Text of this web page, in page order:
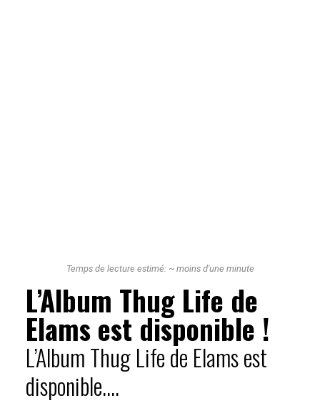
Temps de lecture estimé:~ moins d'une minute
L’Album Thug Life de
Elams est disponible !
L’Album Thug Life de Elams est
disponible....